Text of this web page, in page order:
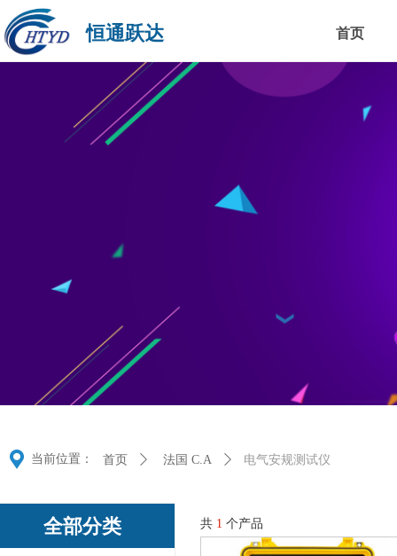
首页
恒通跃达
共 1 个产品
全部分类
끇 当前位置： 首页 ꄲ 法国 C.A ꄲ 电气安规测试仪